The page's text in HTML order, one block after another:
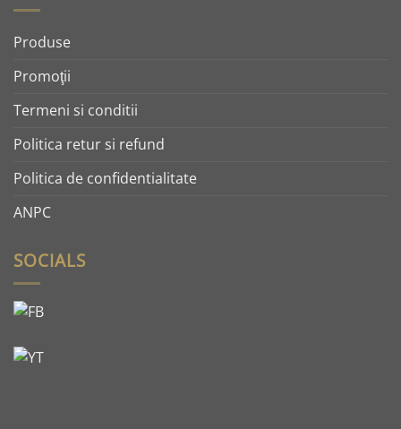
Produse
Promoţii
Termeni si conditii
Politica retur si refund
Politica de confidentialitate
ANPC
SOCIALS